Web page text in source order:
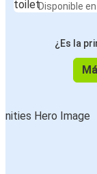
Disponible
¿Es la